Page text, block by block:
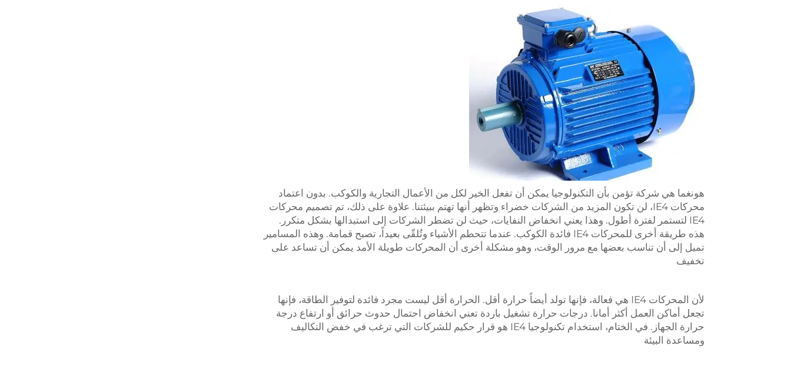
هونغما هي شركة تؤمن بأن التكنولوجيا يمكن أن تفعل الخير لكل من الأعمال التجارية والكوكب. بدون اعتماد
محركات IE4، لن تكون المزيد من الشركات خضراء وتظهر أنها تهتم ببيئتنا. علاوة على ذلك، تم تصميم محركات
IE4 لتستمر لفترة أطول. وهذا يعني انخفاض النفايات، حيث لن تضطر الشركات إلى استبدالها بشكل متكرر.
هذه طريقة أخرى للمحركات IE4 فائدة الكوكب. عندما تتحطم الأشياء وتُلقّى بعيداً، تصبح قمامة. وهذه المسامير
تميل إلى أن تناسب بعضها مع مرور الوقت، وهو مشكلة أخرى أن المحركات طويلة الأمد يمكن أن تساعد على
تخفيف
لأن المحركات IE4 هي فعالة، فإنها تولد أيضاً حرارة أقل. الحرارة أقل ليست مجرد فائدة لتوفير الطاقة، فإنها
تجعل أماكن العمل أكثر أمانا. درجات حرارة تشغيل باردة تعني انخفاض احتمال حدوث حرائق أو ارتفاع درجة
حرارة الجهاز. في الختام، استخدام تكنولوجيا IE4 هو قرار حكيم للشركات التي ترغب في خفض التكاليف
ومساعدة البيئة